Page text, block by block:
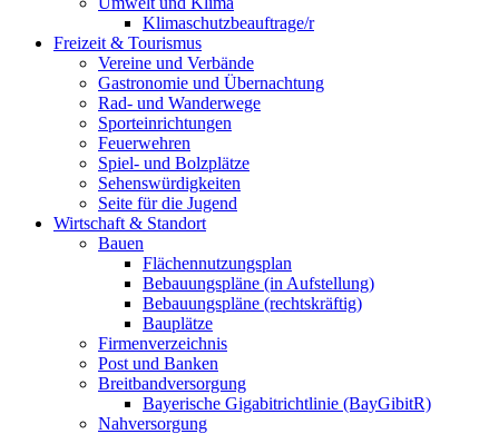
Klimaschutzbeauftrage/r
Freizeit & Tourismus
Vereine und Verbände
Gastronomie und Übernachtung
Rad- und Wanderwege
Sporteinrichtungen
Feuerwehren
Spiel- und Bolzplätze
Sehenswürdigkeiten
Seite für die Jugend
Wirtschaft & Standort
Bauen
Flächennutzungsplan
Bebauungspläne (in Aufstellung)
Bebauungspläne (rechtskräftig)
Bauplätze
Firmenverzeichnis
Post und Banken
Breitbandversorgung
Bayerische Gigabitrichtlinie (BayGibitR)
Nahversorgung